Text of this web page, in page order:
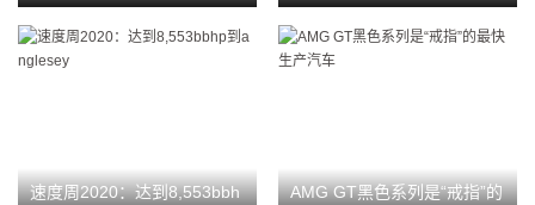
速度周2020：达到8,553bbh
AMG GT黑色系列是“戒指”的